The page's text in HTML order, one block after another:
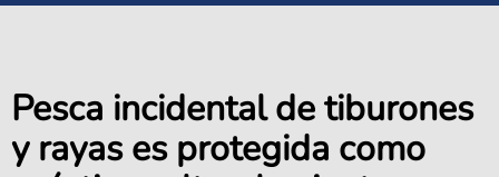
Pesca incidental de tiburones
y rayas es protegida como